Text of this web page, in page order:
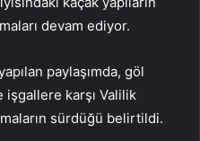
devam ediyor.
paylaşımda, göl
işgallere karşı Valilik
sürdüğü belirtildi.